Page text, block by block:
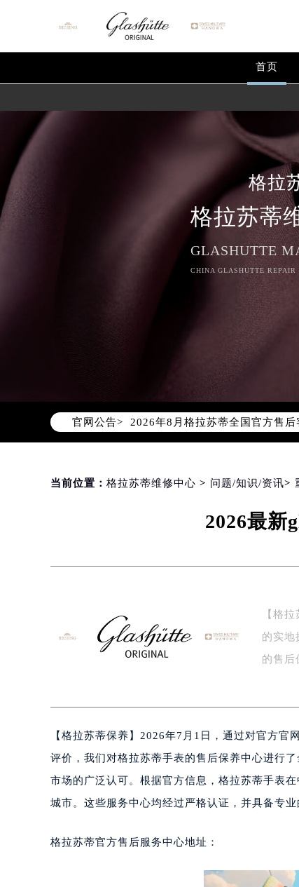
首页
格拉
格拉苏蒂
GLASHUTTE
CHINA GLASHUTTE REPAIR
官网公告>
2026年8月格拉苏蒂中国区售后
2026年8月格拉苏蒂全国官方售
格拉苏蒂官方全国统一服务热线
2026年8月格拉苏蒂售后服务中
北京市东城区东长安街1号东方广
上海市徐汇区虹桥路3号港汇中
扬州市邗江区国展路29号星耀天
盐城市盐都区世纪大道5号盐城金
泰州市海陵区永定东路399号置地
绍兴市越城区胜利东路379号世
嘉兴市南湖区广益路705号嘉兴世
南昌市红谷滩新区红谷中大道
济南市历下区经十路11111号华
广州市越秀区环市东路371-375
惠州市惠城区江北文昌一路7号
当前位置： 格拉苏蒂维修中心 > 问题/知识/资讯>
2026最新
【格
的实地
的售后
【 格拉苏蒂保养】2026年7月1日，通过对官方官
评价，我们对格拉苏蒂手表的售后保养中心进行
市场的广泛认可。根据官方信息，格拉苏蒂手表
城市。这些服务中心均经过严格认证，并具备专业
格拉苏蒂官方售后服务中心地址：